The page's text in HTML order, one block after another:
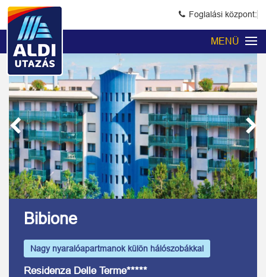
Foglalási központ:
MENÜ
Previous Next
Bibione
Nagy nyaralóapartmanok külön hálószobákkal
Residenza Delle Terme*****